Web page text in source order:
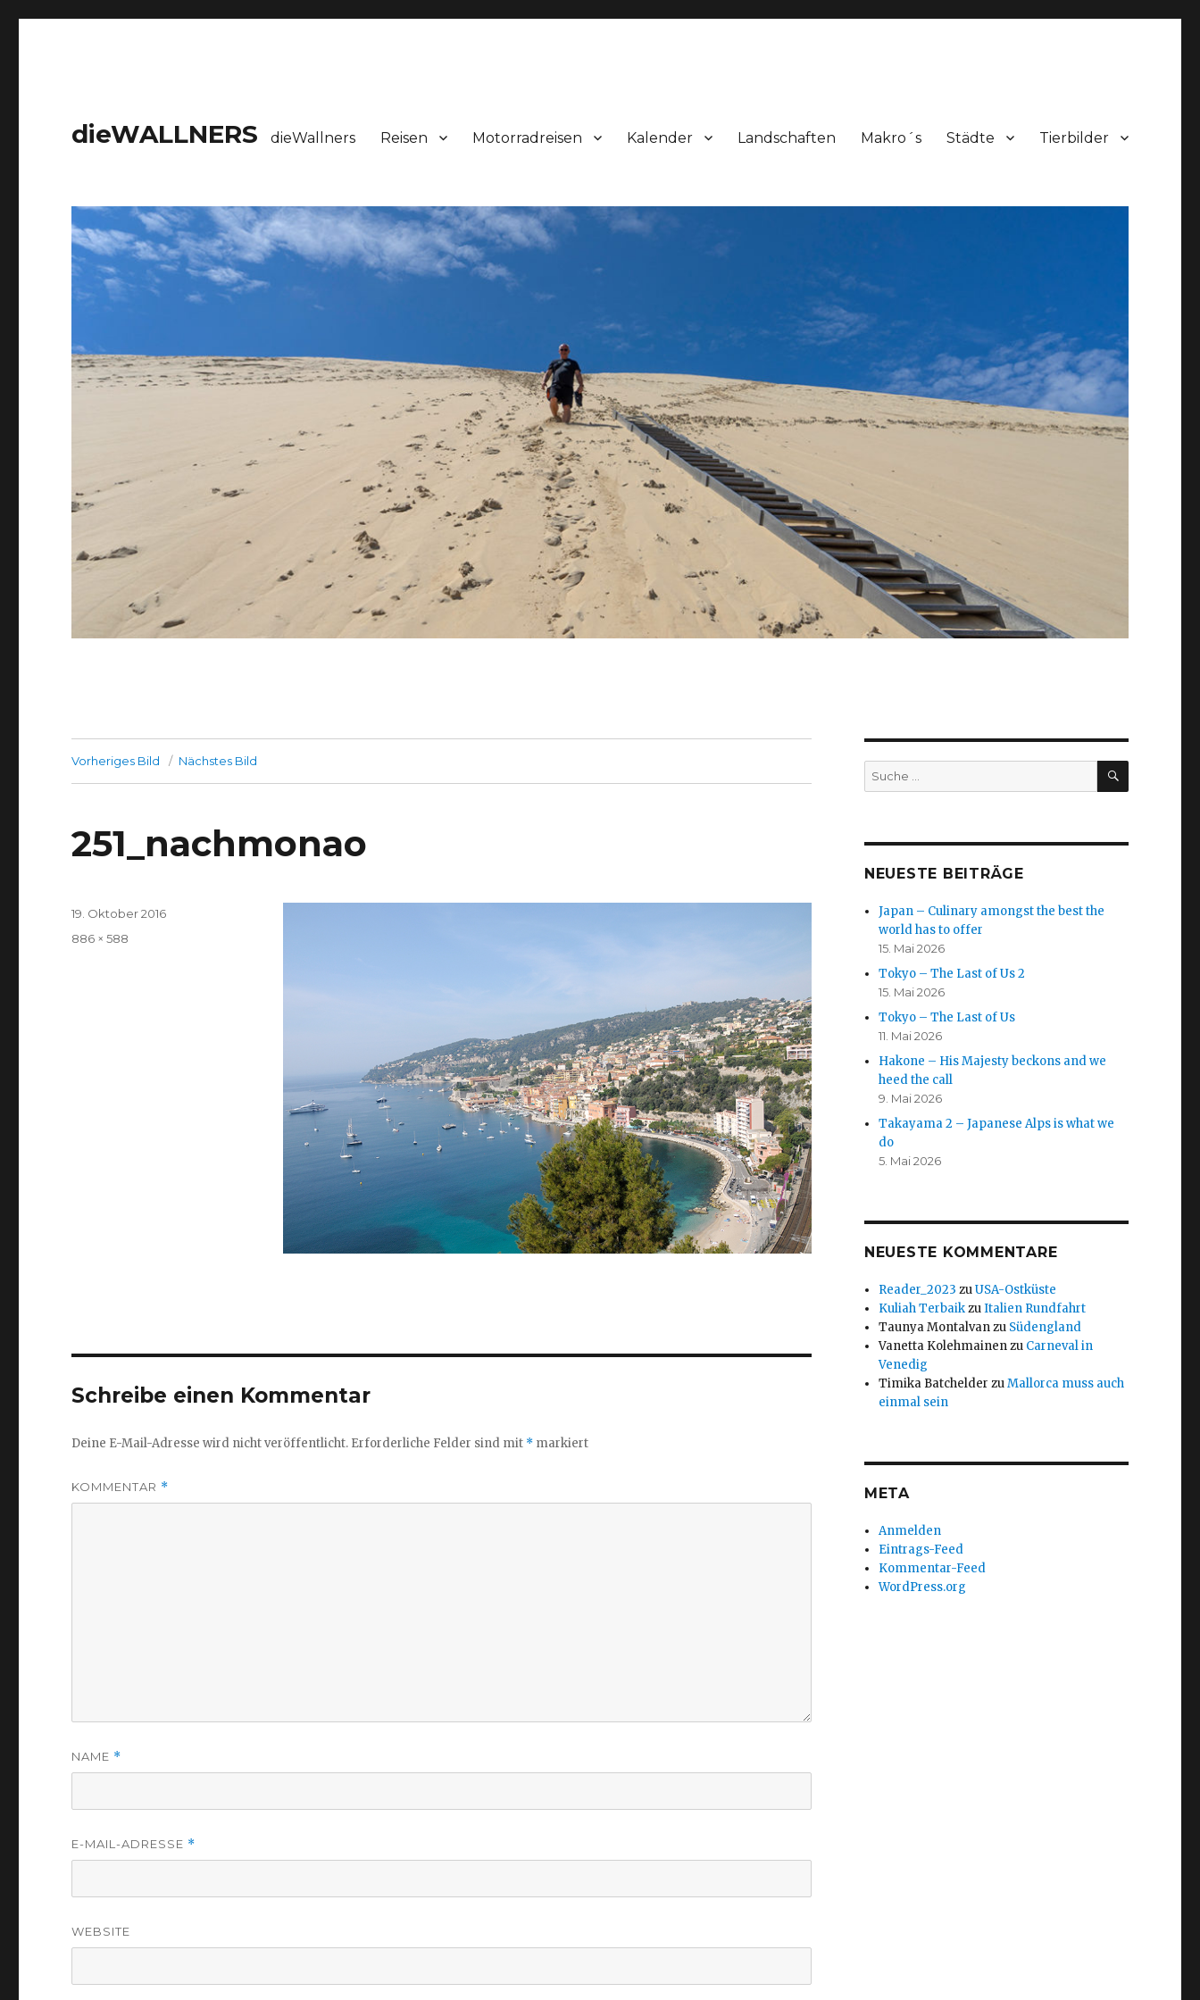
dieWALLNERS dieWallners Reisen Motorradreisen Kalender Landschaften Makro´s Städte Tierbilder
Vorheriges Bild Nächstes Bild
251_nachmonao
Veröffentlicht
am
19. Oktober 2016
Volle
886 × 588
Schreibe einen Kommentar
Deine E-Mail-Adresse wird nicht veröffentlicht. Erforderliche Felder sind mit * markiert
KOMMENTAR *
NAME *
E-MAIL-ADRESSE *
WEBSITE
Suche
nach:
SUCHEN
NEUESTE BEITRÄGE
Japan – Culinary amongst the best the
world has to offer
15. Mai 2026
Tokyo – The Last of Us 2
15. Mai 2026
Tokyo – The Last of Us
11. Mai 2026
Hakone – His Majesty beckons and we
heed the call
9. Mai 2026
Takayama 2 – Japanese Alps is what we
do
5. Mai 2026
NEUESTE KOMMENTARE
Reader_2023 zuUSA-Ostküste
Kuliah TerbaikzuItalien Rundfahrt
Taunya Montalvanzu Südengland
Vanetta Kolehmainenzu Carneval in
Venedig
Timika Batchelder zuMallorca muss auch
einmal sein
META
Anmelden
Eintrags-Feed
Kommentar-Feed
WordPress.org